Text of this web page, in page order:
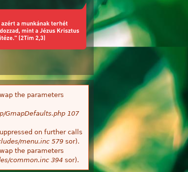
the parameters
GmapDefaults.php 107
on further calls
menu.inc 579 sor).
the parameters
common.inc 394 sor).